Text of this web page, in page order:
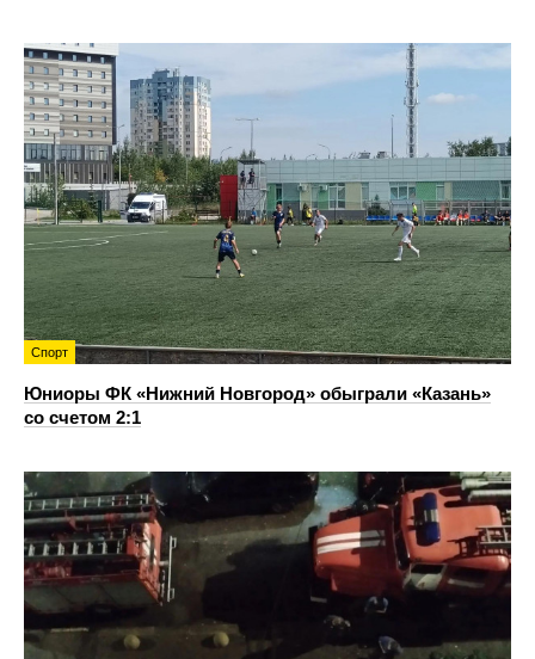
Спорт
Юниоры ФК «Нижний Новгород» обыграли «Казань»
со счетом 2:1